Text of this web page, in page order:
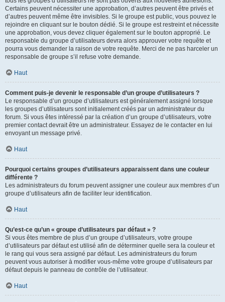
Certains peuvent nécessiter une approbation, d’autres peuvent être privés et
d’autres peuvent même être invisibles. Si le groupe est public, vous pouvez le
rejoindre en cliquant sur le bouton dédié. Si le groupe est restreint et nécessite
une approbation, vous devez cliquer également sur le bouton approprié. Le
responsable du groupe d’utilisateurs devra alors approuver votre requête et
pourra vous demander la raison de votre requête. Merci de ne pas harceler un
responsable de groupe s’il refuse votre demande.
Haut
Comment puis-je devenir le responsable d’un groupe d’utilisateurs ?
Le responsable d’un groupe d’utilisateurs est généralement assigné lorsque
les groupes d’utilisateurs sont initialement créés par un administrateur du
forum. Si vous êtes intéressé par la création d’un groupe d’utilisateurs, votre
premier contact devrait être un administrateur. Essayez de le contacter en lui
envoyant un message privé.
Haut
Pourquoi certains groupes d’utilisateurs apparaissent dans une couleur
différente ?
Les administrateurs du forum peuvent assigner une couleur aux membres d’un
groupe d’utilisateurs afin de faciliter leur identification.
Haut
Qu’est-ce qu’un « groupe d’utilisateurs par défaut » ?
Si vous êtes membre de plus d’un groupe d’utilisateurs, votre groupe
d’utilisateurs par défaut est utilisé afin de déterminer quelle sera la couleur et
le rang qui vous sera assigné par défaut. Les administrateurs du forum
peuvent vous autoriser à modifier vous-même votre groupe d’utilisateurs par
défaut depuis le panneau de contrôle de l’utilisateur.
Haut